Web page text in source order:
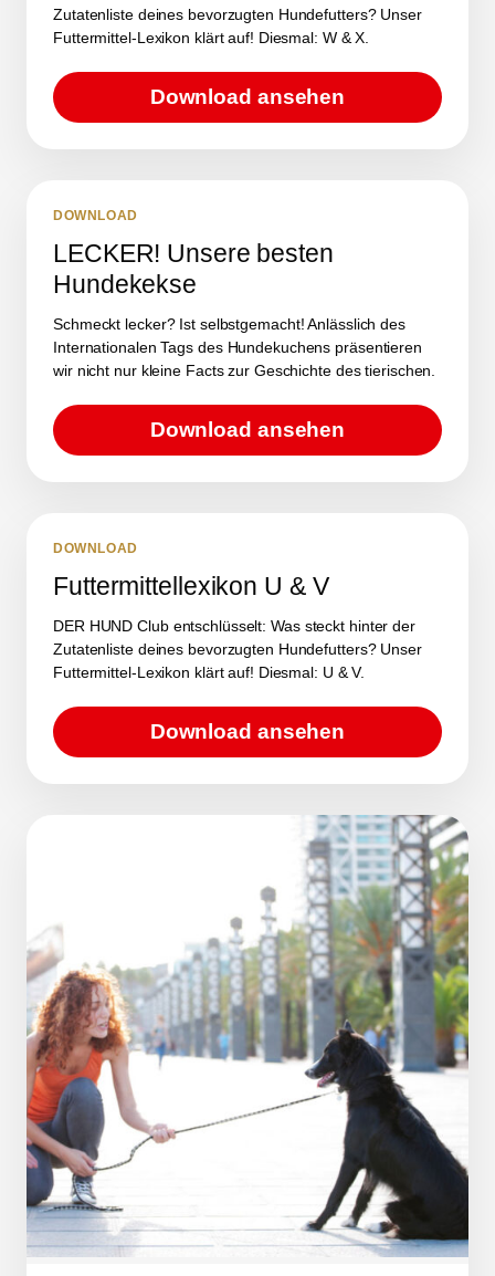
Zutatenliste deines bevorzugten Hundefutters? Unser
Futtermittel-Lexikon klärt auf! Diesmal: W & X.
Download ansehen
DOWNLOAD
LECKER! Unsere besten
Hundekekse
Schmeckt lecker? Ist selbstgemacht! Anlässlich des
Internationalen Tags des Hundekuchens präsentieren
wir nicht nur kleine Facts zur Geschichte des tierischen.
Download ansehen
DOWNLOAD
Futtermittellexikon U & V
DER HUND Club entschlüsselt: Was steckt hinter der
Zutatenliste deines bevorzugten Hundefutters? Unser
Futtermittel-Lexikon klärt auf! Diesmal: U & V.
Download ansehen